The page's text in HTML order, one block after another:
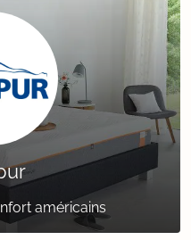
américains